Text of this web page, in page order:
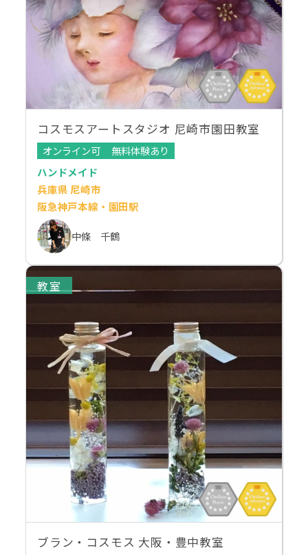
コスモスアートスタジオ 尼崎市園田教室
オンライン可
無料体験あり
ハンドメイド
兵庫県 尼崎市
阪急神戸本線・園田駅
中條 千鶴
教室
ブラン・コスモス 大阪・豊中教室